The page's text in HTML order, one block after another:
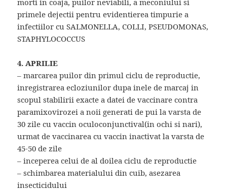
morti in coaja, puilor neviabili, a meconiului si
primele dejectii pentru evidentierea timpurie a
infectiilor cu SALMONELLA, COLLI, PSEUDOMONAS,
STAPHYLOCOCCUS
4. APRILIE
– marcarea puilor din primul ciclu de reproductie,
inregistrarea ecloziunilor dupa inele de marcaj in
scopul stabilirii exacte a datei de vaccinare contra
paramixovirozei a noii generati de pui la varsta de
30 zile cu vaccin oculoconjunctival(in ochi si nari),
urmat de vaccinarea cu vaccin inactivat la varsta de
45-50 de zile
– inceperea celui de al doilea ciclu de reproductie
– schimbarea materialului din cuib, asezarea
insecticidului